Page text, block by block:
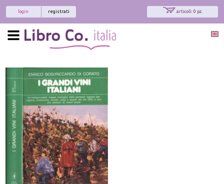
articoli: 0 pz.
registrati
login